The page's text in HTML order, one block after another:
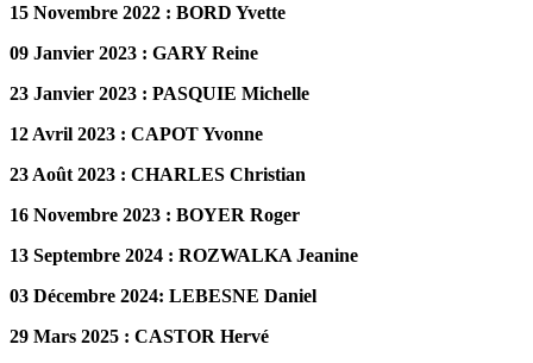
15 Novembre 2022 : BORD Yvette
09 Janvier 2023 : GARY Reine
23 Janvier 2023 : PASQUIE Michelle
12 Avril 2023 : CAPOT Yvonne
23 Août 2023 : CHARLES Christian
16 Novembre 2023 : BOYER Roger
13 Septembre 2024 : ROZWALKA Jeanine
03 Décembre 2024: LEBESNE Daniel
29 Mars 2025 : CASTOR Hervé